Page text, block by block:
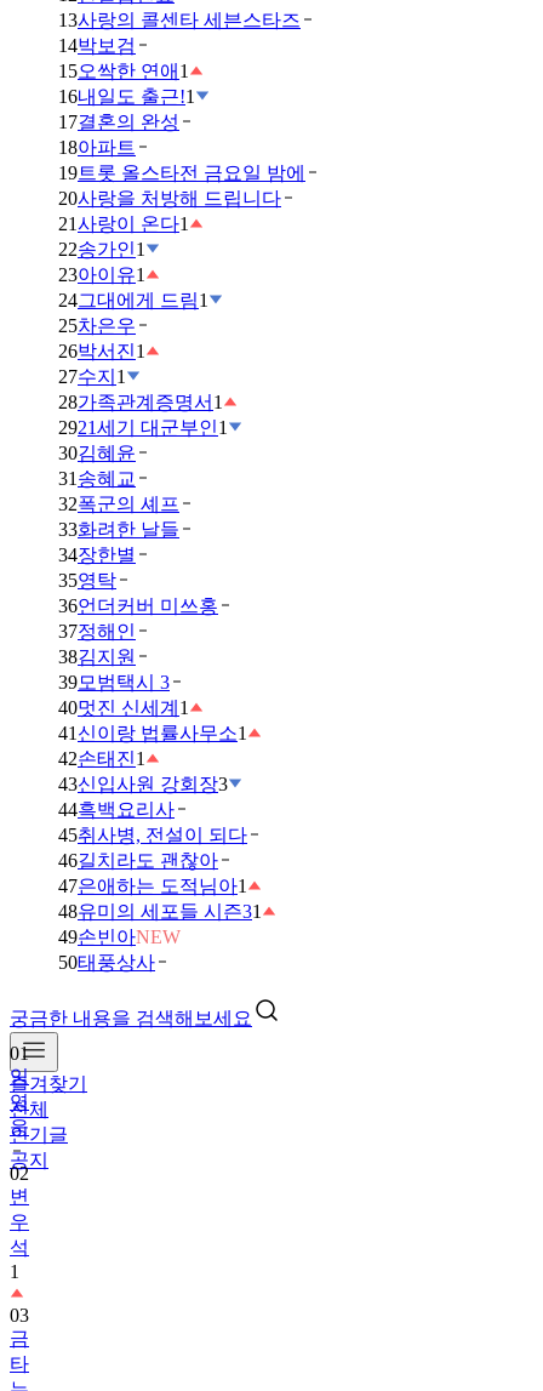
13사랑의 콜센타 세븐스타즈
14박보검
15오싹한 연애 1
16내일도 출근!1
17결혼의 완성
18아파트
19트롯 올스타전 금요일 밤에
20사랑을 처방해 드립니다
21사랑이 온다1
22송가인1
23아이유1
24그대에게 드림1
25차은우
26박서진1
27수지 1
28가족관계증명서 1
2921세기 대군부인1
30김혜윤
31 송혜교
32폭군의 셰프
33화려한 날들
34장한별
35영탁
36언더커버 미쓰홍
37정해인
38김지원
39모범택시 3
40멋진 신세계 1
41 신이랑 법률사무소1
42손태진1
43신입사원 강회장3
44흑백요리사
45취사병, 전설이 되다
46길치라도 괜찮아
47은애하는 도적님아1
48유미의 세포들 시즌31
49손빈아NEW
50태풍상사
궁금한 내용을 검색해보세요
즐겨찾기
전체
인기글
공지
01
임
영
웅
02
변
우
석
1
03
금
타